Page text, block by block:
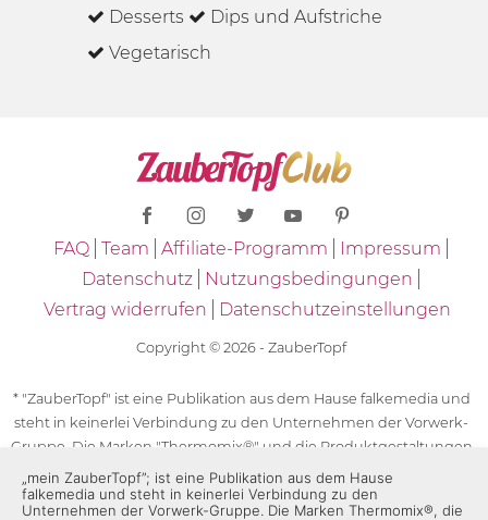
Desserts
Dips und Aufstriche
Vegetarisch
FAQ Team Affiliate-Programm
Impressum
Datenschutz
Nutzungsbedingungen
Vertrag widerrufen
Datenschutzeinstellungen
Copyright © 2026 - ZauberTopf
* "ZauberTopf" ist eine Publikation aus dem Hause falkemedia und
steht in keinerlei Verbindung zu den Unternehmen der Vorwerk-
Gruppe. Die Marken "Thermomix®" und die Produktgestaltungen
des "Thermomix®" sind eingetragene Marken der Unternehmen
der Vorwerk-Gruppe. Die Marken Thermomix®, die Zeichen TM5®,
„mein ZauberTopf”; ist eine Publikation aus dem Hause
falkemedia und steht in keinerlei Verbindung zu den
Unternehmen der Vorwerk-Gruppe. Die Marken Thermomix®, die